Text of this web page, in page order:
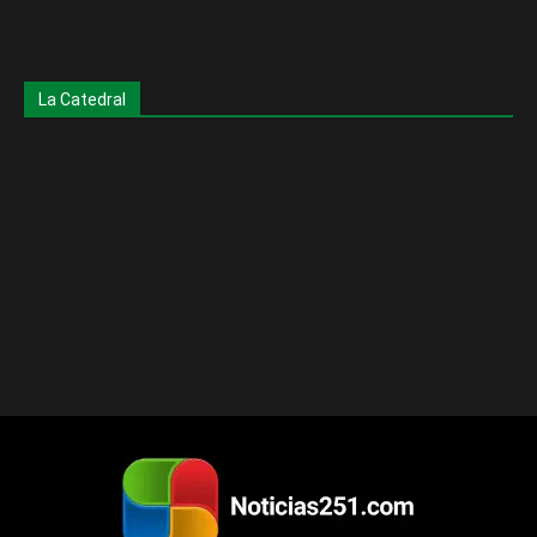
La Catedral